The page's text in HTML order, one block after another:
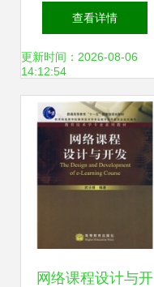
墙荣获国内首家
EAL4增强级认证，
引领网络技术新高
峰
查看详情
更新时间：2026-08-06
14:12:54
网络课程设计与开